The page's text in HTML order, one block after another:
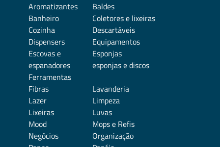
Aromatizantes
Baldes
Banheiro
Coletores e lixeiras
Cozinha
Descartáveis
Dispensers
Equipamentos
Escovas e
espanadores
Esponjas
esponjas e discos
Ferramentas
Fibras
Lavanderia
Lazer
Limpeza
Lixeiras
Luvas
Mood
Mops e Refis
Negócios
Organização